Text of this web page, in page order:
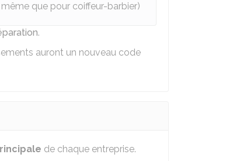
que pour coiffeur-barbier)
.
auront un nouveau code
de chaque entreprise.